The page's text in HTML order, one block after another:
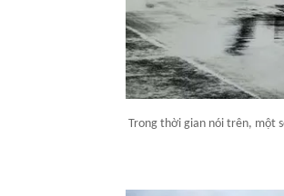
Trong thời gian nói trên, một